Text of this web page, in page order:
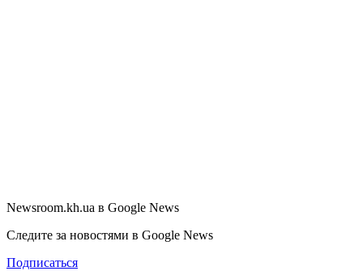
Newsroom.kh.ua в Google News
Следите за новостями в Google News
Подписаться